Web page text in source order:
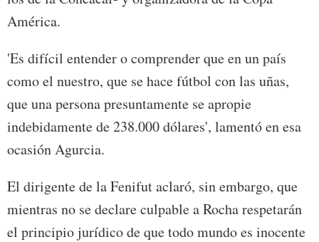
América.
'Es difícil entender o comprender que en un país
como el nuestro, que se hace fútbol con las uñas,
que una persona presuntamente se apropie
indebidamente de 238.000 dólares', lamentó en esa
ocasión Agurcia.
El dirigente de la Fenifut aclaró, sin embargo, que
mientras no se declare culpable a Rocha respetarán
el principio jurídico de que todo mundo es inocente